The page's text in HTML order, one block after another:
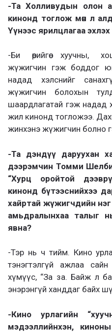
-Та Холливудын олон
кинонд тоглож мөн л
Үүнээс ярилцлагаа эхлэх
-Би өөрийгөө хуучны,
жүжигчин гэж боддог
надад хэлснийг
жүжигчин болохын
шаардлагатай гэж надад
жил кинонд тогложээ.
жинхэнэ жүжигчин болно
-Та дэндүү даруухан
дээрэмчин Томми
“Хурц оройтой
кинонд бүтээснийхээ
хайртай жүжигчдийн
амьдралынхаа талыг
явна?
-Тэр нь ч тийм. Кино
тэнэгтэлгүй ажлаа
хүмүүс, “За за. Байж л
энэрэнгүй ханддаг байх
-Кино урлагийн
мэдээллийнхэн,